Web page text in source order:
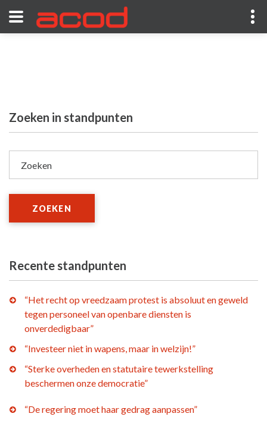
Zoeken in standpunten
Zoeken
ZOEKEN
Recente standpunten
“Het recht op vreedzaam protest is absoluut en geweld
tegen personeel van openbare diensten is
onverdedigbaar”
“Investeer niet in wapens, maar in welzijn!”
“Sterke overheden en statutaire tewerkstelling
beschermen onze democratie”
“De regering moet haar gedrag aanpassen”